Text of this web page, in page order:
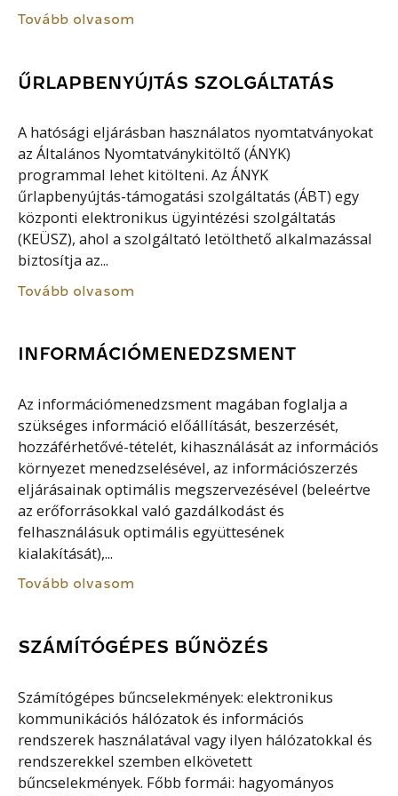
Tovább olvasom
ŰRLAPBENYÚJTÁS SZOLGÁLTATÁS
A hatósági eljárásban használatos nyomtatványokat
az Általános Nyomtatványkitöltő (ÁNYK)
programmal lehet kitölteni. Az ÁNYK
űrlapbenyújtás-támogatási szolgáltatás (ÁBT) egy
központi elektronikus ügyintézési szolgáltatás
(KEÜSZ), ahol a szolgáltató letölthető alkalmazással
biztosítja az...
Tovább olvasom
INFORMÁCIÓMENEDZSMENT
Az információmenedzsment magában foglalja a
szükséges információ előállítását, beszerzését,
hozzáférhetővé-tételét, kihasználását az információs
környezet menedzselésével, az információszerzés
eljárásainak optimális megszervezésével (beleértve
az erőforrásokkal való gazdálkodást és
felhasználásuk optimális együttesének
kialakítását),...
Tovább olvasom
SZÁMÍTÓGÉPES BŰNÖZÉS
Számítógépes bűncselekmények: elektronikus
kommunikációs hálózatok és információs
rendszerek használatával vagy ilyen hálózatokkal és
rendszerekkel szemben elkövetett
bűncselekmények. Főbb formái: hagyományos